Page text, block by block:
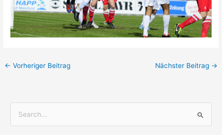
← Vorheriger Beitrag Nächster Beitrag →